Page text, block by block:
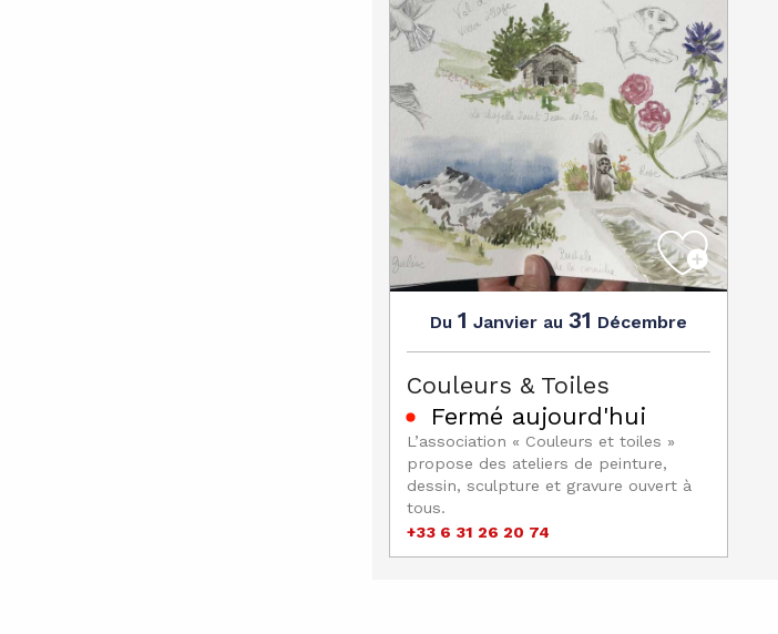
Du 1 Janvier au 31 Décembre
Couleurs & Toiles
Fermé aujourd'hui
L’association « Couleurs et toiles »
propose des ateliers de peinture,
dessin, sculpture et gravure ouvert à
tous.
+33 6 31 26 20 74